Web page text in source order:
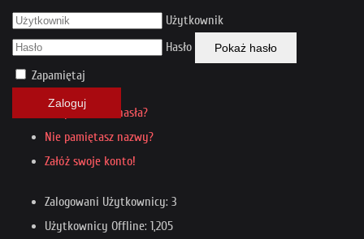
Użytkownik
Hasło
Pokaż hasło
Zapamiętaj
Zaloguj
Nie pamiętasz hasła?
Nie pamiętasz nazwy?
Załóż swoje konto!
Zalogowani Użytkownicy: 3
Użytkownicy Offline: 1,205